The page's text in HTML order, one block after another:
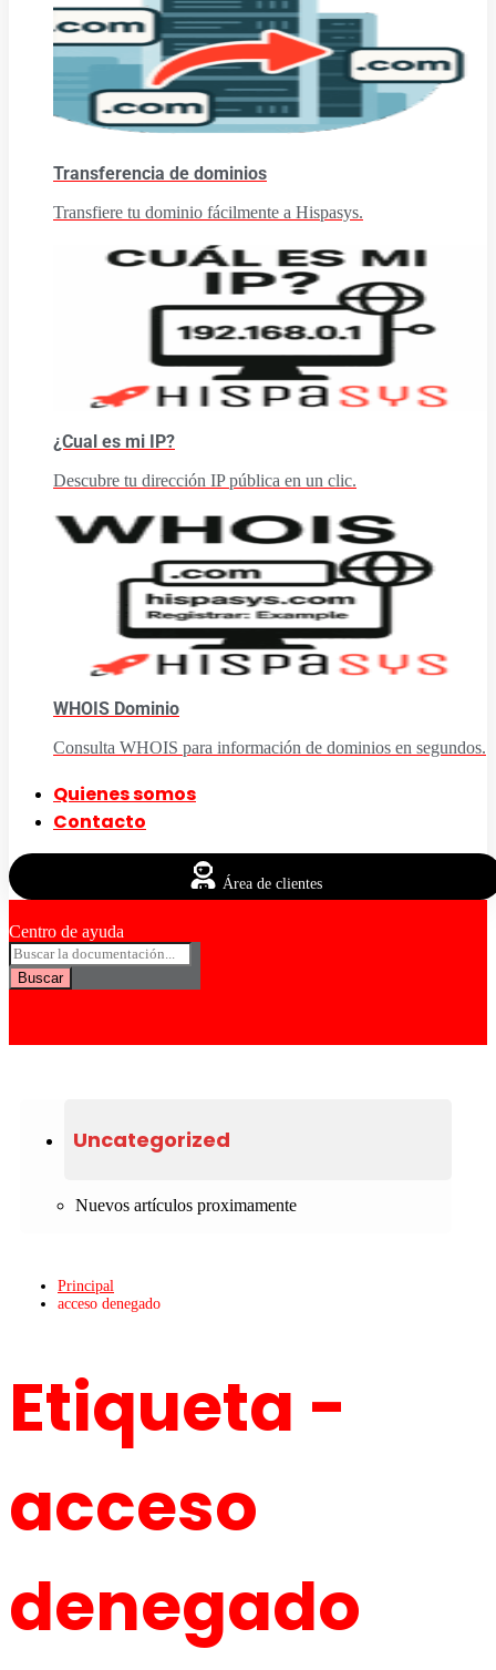
Transferencia de dominios
Transfiere tu dominio fácilmente a Hispasys.
¿Cual es mi IP?
Descubre tu dirección IP pública en un clic.
WHOIS Dominio
Consulta WHOIS para información de dominios en segundos.
Quienes somos
Contacto
Área de clientes
Centro de ayuda
Buscar
Uncategorized
Nuevos artículos proximamente
Principal
acceso denegado
Etiqueta -
acceso
denegado